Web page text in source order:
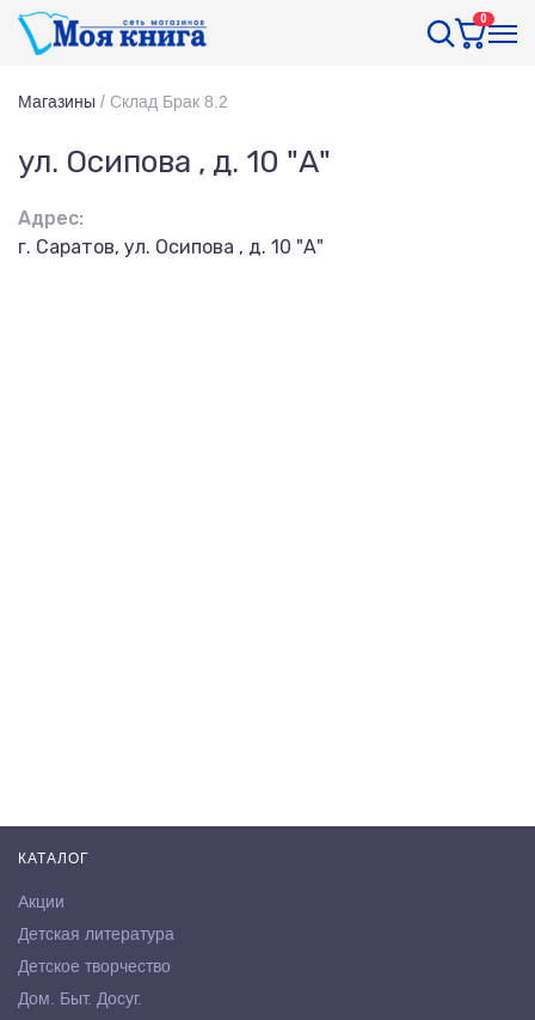
0
Магазины / Склад Брак 8.2
ул. Осипова , д. 10 "А"
Адрес:
г. Саратов, ул. Осипова , д. 10 "А"
КАТАЛОГ
Акции
Детская литература
Детское творчество
Дом. Быт. Досуг.